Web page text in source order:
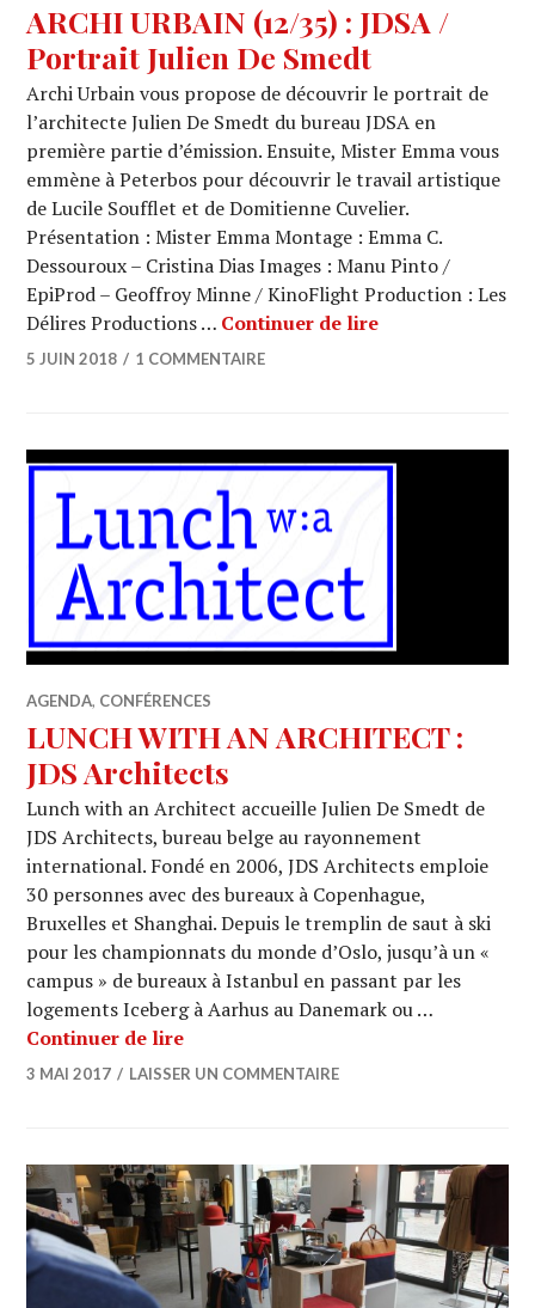
ARCHI URBAIN (12/35) : JDSA /
Portrait Julien De Smedt
Archi Urbain vous propose de découvrir le portrait de
l’architecte Julien De Smedt du bureau JDSA en
première partie d’émission. Ensuite, Mister Emma vous
emmène à Peterbos pour découvrir le travail artistique
de Lucile Soufflet et de Domitienne Cuvelier.
Présentation : Mister Emma Montage : Emma C.
Dessouroux – Cristina Dias Images : Manu Pinto /
EpiProd – Geoffroy Minne / KinoFlight Production : Les
Délires Productions … Continuer de lireARCHI URBAIN
5 JUIN 2018 1 COMMENTAIRE
AGENDA, CONFÉRENCES
LUNCH WITH AN ARCHITECT :
JDS Architects
Lunch with an Architect accueille Julien De Smedt de
JDS Architects, bureau belge au rayonnement
international. Fondé en 2006, JDS Architects emploie
30 personnes avec des bureaux à Copenhague,
Bruxelles et Shanghai. Depuis le tremplin de saut à ski
pour les championnats du monde d’Oslo, jusqu’à un «
campus » de bureaux à Istanbul en passant par les
logements Iceberg à Aarhus au Danemark ou …
Continuer de lireLUNCH WITH AN ARCHITECT : JDS
3 MAI 2017 LAISSER UN COMMENTAIRE